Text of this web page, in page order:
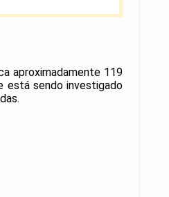
aproximadamente 119
está sendo investigado